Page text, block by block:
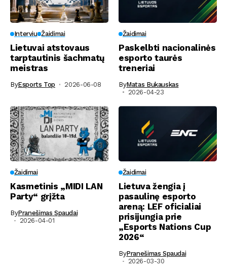
Interviu Žaidimai
Lietuvai atstovaus
tarptautinis šachmatų
meistras
ByEsports Top 2026-06-08
Žaidimai
Paskelbti nacionalinės
esporto taurės
treneriai
ByMatas Bukauskas
2026-04-23
Žaidimai
Kasmetinis „MIDI LAN
Party“ grįžta
ByPranešimas Spaudai
2026-04-01
Žaidimai
Lietuva žengia į
pasaulinę esporto
areną: LEF oficialiai
prisijungia prie
„Esports Nations Cup
2026“
ByPranešimas Spaudai
2026-03-30